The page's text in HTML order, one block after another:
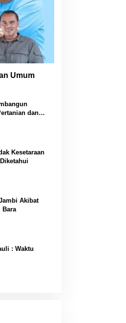
Umum
dan
Kesetaraan
Akibat
Bara
: Waktu